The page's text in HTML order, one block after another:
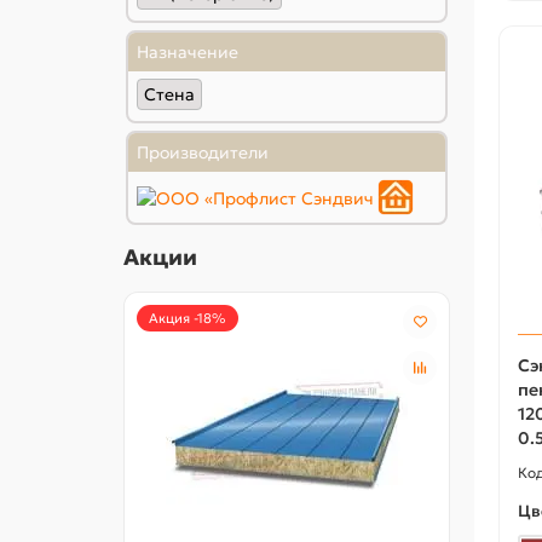
Назначение
Стена
Производители
Акции
Акция -18%